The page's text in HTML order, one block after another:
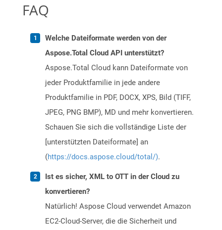
FAQ
Welche Dateiformate werden von der
Aspose.Total Cloud API unterstützt?
Aspose.Total Cloud kann Dateiformate von
jeder Produktfamilie in jede andere
Produktfamilie in PDF, DOCX, XPS, Bild (TIFF,
JPEG, PNG BMP), MD und mehr konvertieren.
Schauen Sie sich die vollständige Liste der
[unterstützten Dateiformate] an
(https://docs.aspose.cloud/total/).
Ist es sicher, XML to OTT in der Cloud zu
konvertieren?
Natürlich! Aspose Cloud verwendet Amazon
EC2-Cloud-Server, die die Sicherheit und